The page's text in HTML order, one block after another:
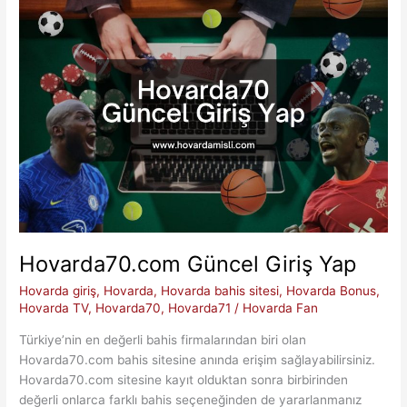
Giriş
Hovarda70.com Güncel Giriş Yap
Hovarda giriş, Hovarda, Hovarda bahis sitesi, Hovarda Bonus,
Hovarda TV, Hovarda70, Hovarda71 / Hovarda Fan
Türkiye’nin en değerli bahis firmalarından biri olan
Hovarda70.com bahis sitesine anında erişim sağlayabilirsiniz.
Hovarda70.com sitesine kayıt olduktan sonra birbirinden
değerli onlarca farklı bahis seçeneğinden de yararlanmanız